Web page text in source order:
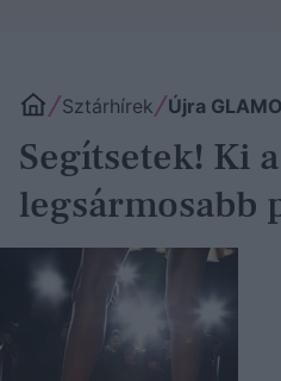
Sztárhírek Újra
Segítsetek! Ki a
legsármosabb